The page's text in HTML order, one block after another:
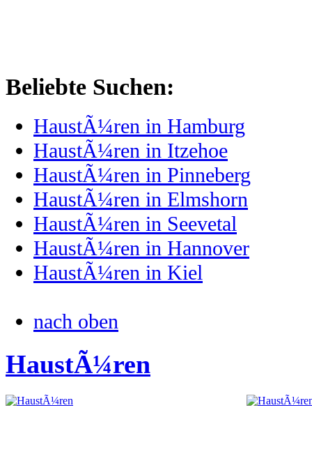
Beliebte Suchen:
HaustÃ¼ren in Hamburg
HaustÃ¼ren in Itzehoe
HaustÃ¼ren in Pinneberg
HaustÃ¼ren in Elmshorn
HaustÃ¼ren in Seevetal
HaustÃ¼ren in Hannover
HaustÃ¼ren in Kiel
nach oben
HaustÃ¼ren